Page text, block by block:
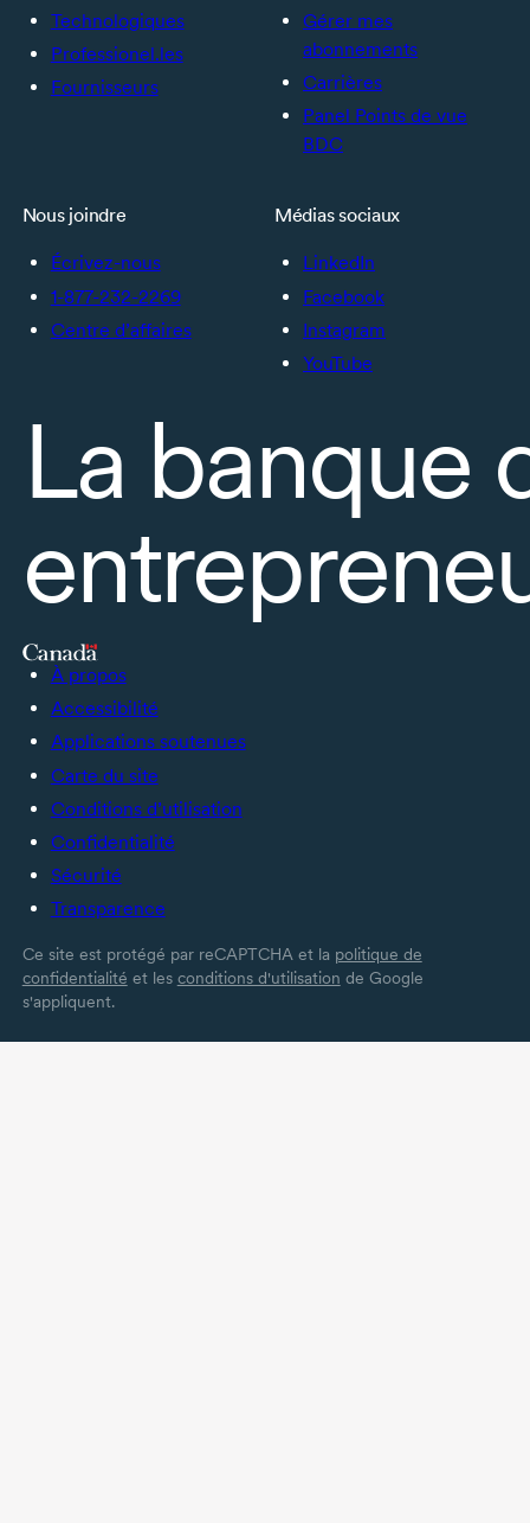
Technologiques
Professionel.les
Fournisseurs
Gérer mes
abonnements
Carrières
Panel Points de vue
BDC
Nous joindre
Écrivez-nous
1-877-232-2269
Centre d’affaires
Médias sociaux
LinkedIn
Facebook
Instagram
YouTube
La banque
À propos
Accessibilité
Applications soutenues
Carte du site
Conditions d’utilisation
Confidentialité
Sécurité
Transparence
Ce site est protégé par reCAPTCHA et la politique de
confidentialité et les conditions d'utilisation de Google
s'appliquent.